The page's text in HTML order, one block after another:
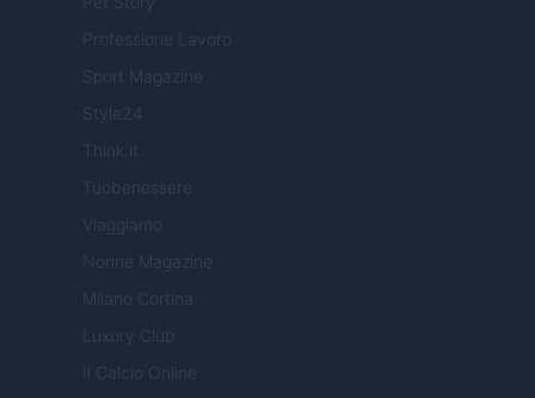
Professione Lavoro
Sport Magazine
Style24
Think.it
Tuobenessere
Viaggiamo
Nonne Magazine
Milano Cortina
Luxury Club
Il Calcio Online